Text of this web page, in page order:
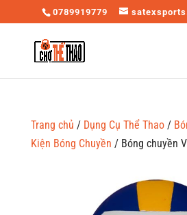
0789919779
Trang chủ / Dụng Cụ Thể Thao/
Kiện Bóng Chuyền / Bóng chuyền